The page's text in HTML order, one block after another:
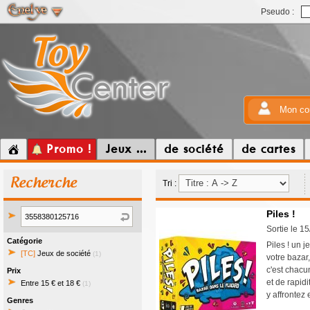
Pseudo :
Mon
Promo ! Jeux ... de société de cartes
Recherche
Catégorie
[TC] Jeux de société (1)
Prix
Entre 15 € et 18 € (1)
Genres
Tri :
Piles !
Sortie le
Piles ! un
votre
c'est
et de
y affrontez